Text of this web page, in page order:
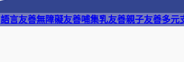
語言友善無障礙友善哺集乳友善親子友善多元